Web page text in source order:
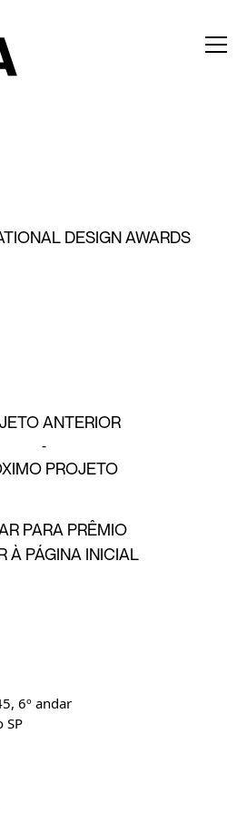
DESIGN AWARDS
ANTERIOR
PROJETO
PARA PRÊMIO
À PÁGINA INICIAL
6º andar
SP